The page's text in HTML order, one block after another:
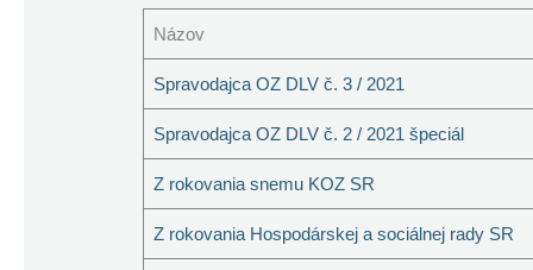
Názov
Spravodajca OZ DLV č. 3 / 2021
Spravodajca OZ DLV č. 2 / 2021 špeciál
Z rokovania snemu KOZ SR
Z rokovania Hospodárskej a sociálnej rady SR